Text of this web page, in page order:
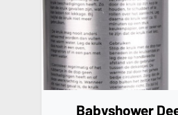
Babyshower